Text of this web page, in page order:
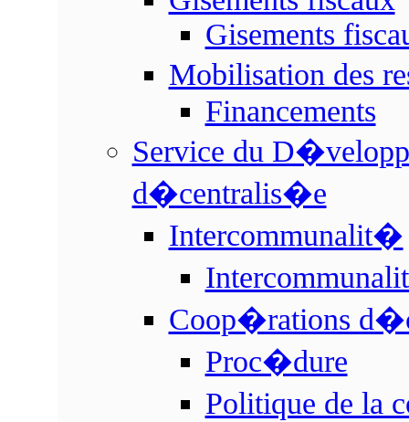
Gisements
Mobilisation des
Financements
Service du
d�centralis�e
Intercommunalit�
Coop�rations
Proc�dure
Politique de la